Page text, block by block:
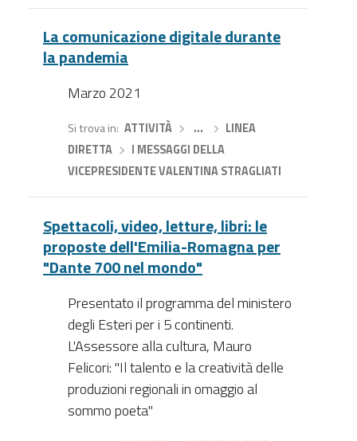
La comunicazione digitale durante
la pandemia
Marzo 2021
Si trova in ATTIVITÀ› …
LINEA
DIRETTA›
I MESSAGGI DELLA
VICEPRESIDENTE VALENTINA STRAGLIATI
Spettacoli, video, letture, libri: le
proposte dell'Emilia-Romagna per
"Dante 700 nel mondo"
Presentato il programma del ministero
degli Esteri per i 5 continenti.
L'Assessore alla cultura, Mauro
Felicori: "Il talento e la creatività delle
produzioni regionali in omaggio al
sommo poeta"